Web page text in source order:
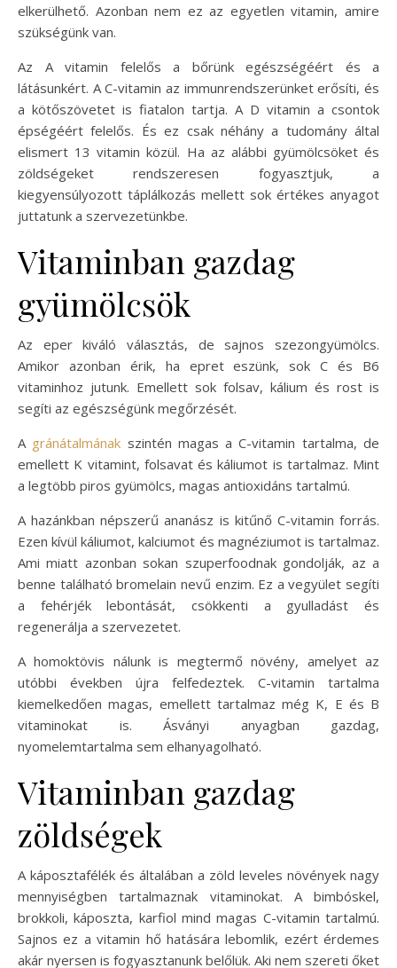
elkerülhető. Azonban nem ez az egyetlen vitamin, amire
szükségünk van.
Az A vitamin felelős a bőrünk egészségéért és a
látásunkért. A C-vitamin az immunrendszerünket erősíti, és
a kötőszövetet is fiatalon tartja. A D vitamin a csontok
épségéért felelős. És ez csak néhány a tudomány által
elismert 13 vitamin közül. Ha az alábbi gyümölcsöket és
zöldségeket rendszeresen fogyasztjuk, a
kiegyensúlyozott táplálkozás mellett sok értékes anyagot
juttatunk a szervezetünkbe.
Vitaminban gazdag
gyümölcsök
Az eper kiváló választás, de sajnos szezongyümölcs.
Amikor azonban érik, ha epret eszünk, sok C és B6
vitaminhoz jutunk. Emellett sok folsav, kálium és rost is
segíti az egészségünk megőrzését.
A gránátalmának szintén magas a C-vitamin tartalma, de
emellett K vitamint, folsavat és káliumot is tartalmaz. Mint
a legtöbb piros gyümölcs, magas antioxidáns tartalmú.
A hazánkban népszerű ananász is kitűnő C-vitamin forrás.
Ezen kívül káliumot, kalciumot és magnéziumot is tartalmaz.
Ami miatt azonban sokan szuperfoodnak gondolják, az a
benne található bromelain nevű enzim. Ez a vegyület segíti
a fehérjék lebontását, csökkenti a gyulladást és
regenerálja a szervezetet.
A homoktövis nálunk is megtermő növény, amelyet az
utóbbi években újra felfedeztek. C-vitamin tartalma
kiemelkedően magas, emellett tartalmaz még K, E és B
vitaminokat is. Ásványi anyagban gazdag,
nyomelemtartalma sem elhanyagolható.
Vitaminban gazdag
zöldségek
A káposztafélék és általában a zöld leveles növények nagy
mennyiségben tartalmaznak vitaminokat. A bimbóskel,
brokkoli, káposzta, karfiol mind magas C-vitamin tartalmú.
Sajnos ez a vitamin hő hatására lebomlik, ezért érdemes
akár nyersen is fogyasztanunk belőlük. Aki nem szereti őket